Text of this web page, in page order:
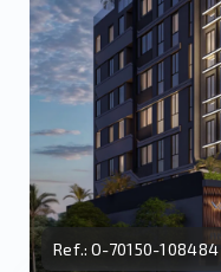
Ref.:O-70150-108484